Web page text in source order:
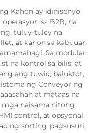
Kahon ay idinisenyo
sa B2B, na
tuluy-tuloy na
at kahon sa kabuuan
Sa modular
na kontrol sa bilis, at
ang tuwid, baluktot,
ng Conveyor ng
at mataas na
naisama nitong
control, at opsyonal
ng sorting, pagsusuri,